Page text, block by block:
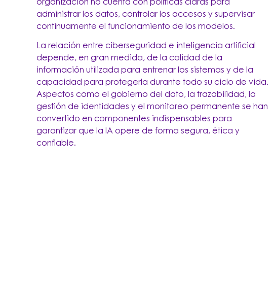
organización no cuenta con políticas claras para
administrar los datos, controlar los accesos y supervisar
continuamente el funcionamiento de los modelos.
La relación entre ciberseguridad e inteligencia artificial
depende, en gran medida, de la calidad de la
información utilizada para entrenar los sistemas y de la
capacidad para protegerla durante todo su ciclo de vida.
Aspectos como el gobierno del dato, la trazabilidad, la
gestión de identidades y el monitoreo permanente se han
convertido en componentes indispensables para
garantizar que la IA opere de forma segura, ética y
confiable.